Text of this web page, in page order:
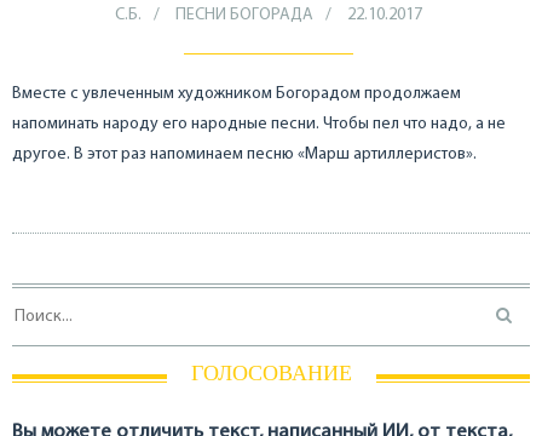
С.Б. ПЕСНИ БОГОРАДА 22.10.2017
Вместе с увлеченным художником Богорадом продолжаем
напоминать народу его народные песни. Чтобы пел что надо, а не
другое. В этот раз напоминаем песню «Марш артиллеристов».
ГОЛОСОВАНИЕ
Вы можете отличить текст, написанный ИИ, от текста,